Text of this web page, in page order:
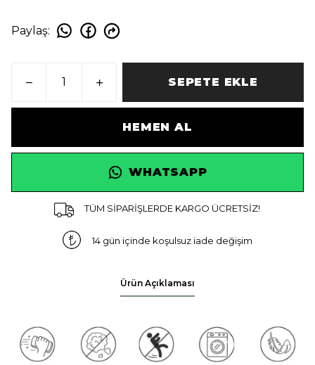
Paylaş:
SEPETE EKLE
HEMEN AL
WHATSAPP
TÜM SİPARİŞLERDE KARGO ÜCRETSİZ!
14 gün içinde koşulsuz iade değişim
Ürün Açıklaması